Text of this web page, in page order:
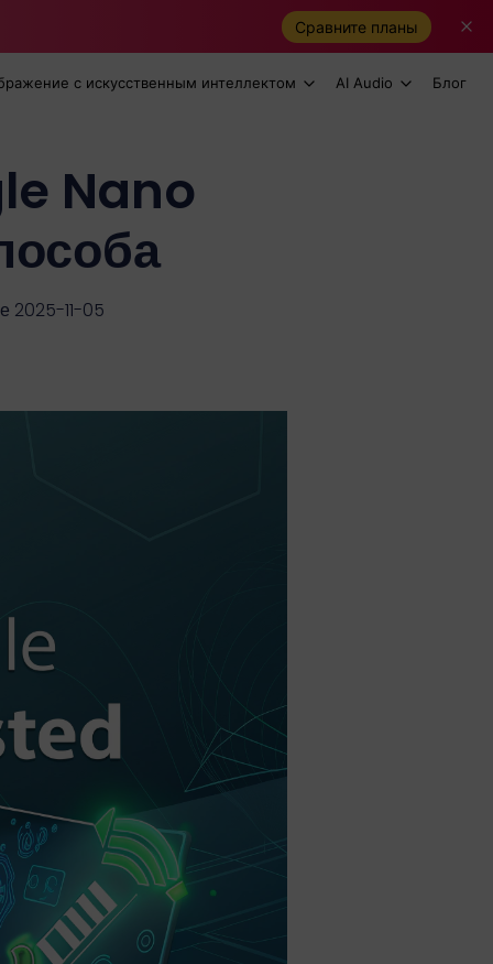
Сравните планы
с искусственным интеллектом AI Audio Блог
Nano
2025-11-05